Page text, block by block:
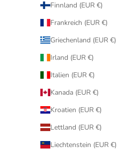
Finnland (EUR €)
Frankreich (EUR €)
Griechenland (EUR €)
Irland (EUR €)
Italien (EUR €)
Kanada (EUR €)
Kroatien (EUR €)
Lettland (EUR €)
Liechtenstein (EUR €)